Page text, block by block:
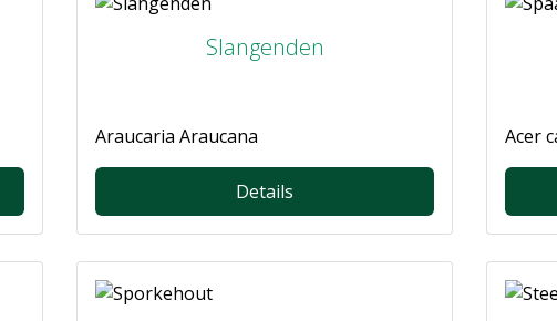
Slangenden
Araucaria Araucana
Details
Acer